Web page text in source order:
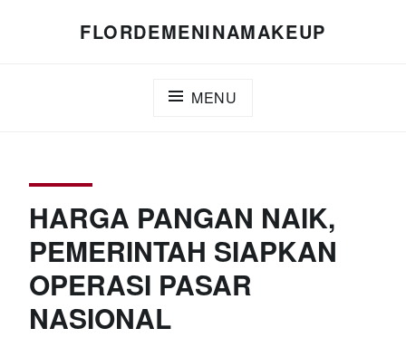
FLORDEMENINAMAKEUP
MENU
HARGA PANGAN NAIK,
PEMERINTAH SIAPKAN
OPERASI PASAR
NASIONAL